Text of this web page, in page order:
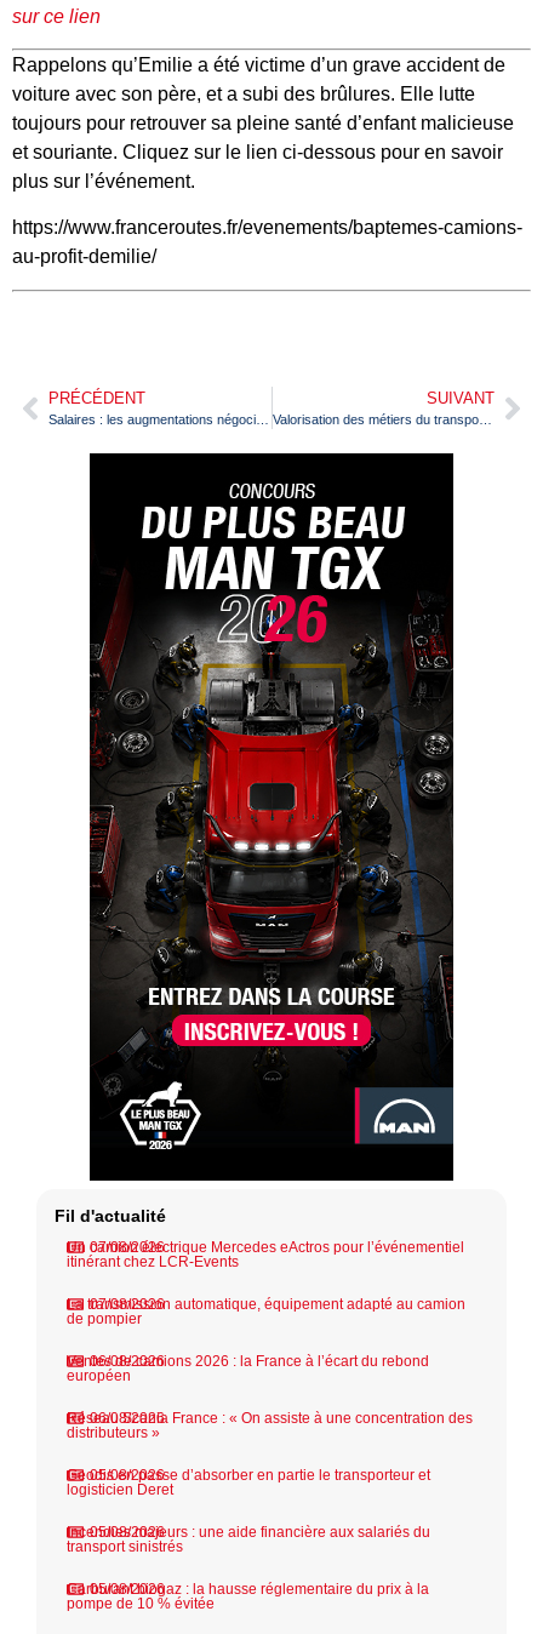
sur ce lien
Rappelons qu’Emilie a été victime d’un grave accident de
voiture avec son père, et a subi des brûlures. Elle lutte
toujours pour retrouver sa pleine santé d’enfant malicieuse
et souriante. Cliquez sur le lien ci-dessous pour en savoir
plus sur l’événement.
https://www.franceroutes.fr/evenements/baptemes-camions-
au-profit-demilie/
PRÉCÉDENT SUIVANT
Valorisation des métiers du transport : l’AFT lance l’opération « La Route de votre avenir »
Fil d'actualité
07/08/2026
Un camion électrique Mercedes eActros pour l’événementiel
itinérant chez LCR-Events
07/08/2026
La transmission automatique, équipement adapté au camion
de pompier
06/08/2026
Ventes de camions 2026 : la France à l’écart du rebond
européen
06/08/2026
Réseau Scania France : « On assiste à une concentration des
distributeurs »
05/08/2026
Geodis en passe d’absorber en partie le transporteur et
logisticien Deret
05/08/2026
Incendies majeurs : une aide financière aux salariés du
transport sinistrés
05/08/2026
Carburant biogaz : la hausse réglementaire du prix à la
pompe de 10 % évitée